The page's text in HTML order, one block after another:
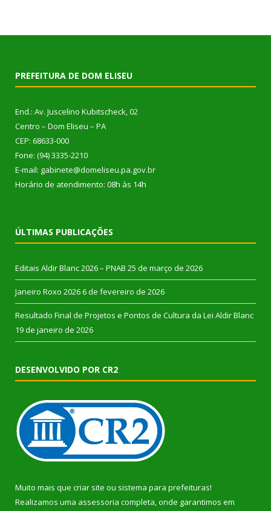
PREFEITURA DE DOM ELISEU
End.: Av. Juscelino Kubitscheck, 02
Centro – Dom Eliseu – PA
CEP: 68633-000
Fone: (94) 3335-2210
E-mail: gabinete@domeliseu.pa.gov.br
Horário de atendimento: 08h às 14h
ÚLTIMAS PUBLICAÇÕES
Editais Aldir Blanc 2026 – PNAB 25 de março de 2026
Janeiro Roxo 2026 6 de fevereiro de 2026
Resultado Final de Projetos e Pontos de Cultura da Lei Aldir Blanc
19 de janeiro de 2026
DESENVOLVIDO POR CR2
Muito mais que criar site ou sistema para prefeituras!
Realizamos uma assessoria completa, onde garantimos em